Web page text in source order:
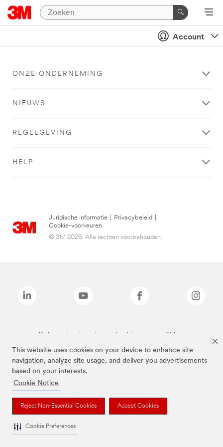
This website uses cookies on your device to enhance site
navigation, analyze site usage, and deliver you advertisements
based on your interests.
Cookie Notice
Reject Non-Essential Cookies Accept Cookies
Cookie Preferences
Account
ONZE ONDERNEMING
NIEUWS
REGELGEVING
HELP
Juridische informatie Privacybeleid
Cookie-voorkeuren
© 3M 2026. Alle rechten voorbehouden.
De bovenstaande merken zijn handelsmerken van 3M.we